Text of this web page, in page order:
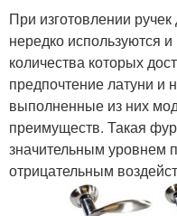
При изготовлении
нередко используются
количества которых
предпочтение латуни и
выполненные из них
преимуществ. Такая
значительным уровнем
отрицательным